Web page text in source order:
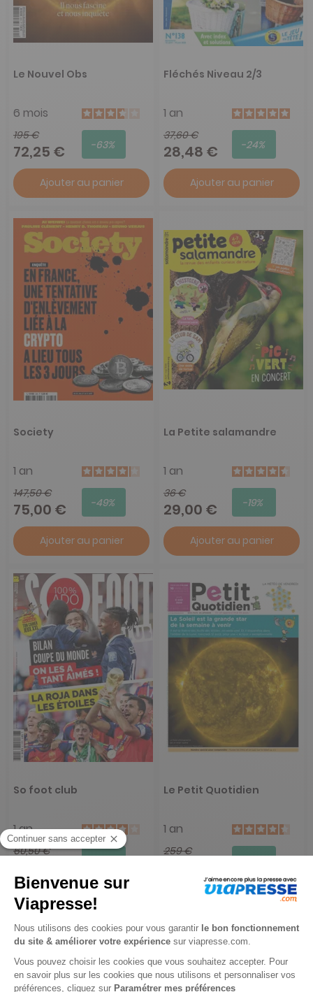
Le Nouvel Obs
6 mois
195 €
72,25 € -63%
Ajouter au panier
Fléchés Niveau 2/3
1 an
37,60 €
28,48 € -24%
Ajouter au panier
Society
1 an
147,50 €
75,00 € -49%
Ajouter au panier
La Petite salamandre
1 an
36 €
29,00 € -19%
Ajouter au panier
So foot club
1 an
60,50 €
-6%
Ajouter au panier
Le Petit Quotidien
1 an
259 €
-23%
Ajouter au panier